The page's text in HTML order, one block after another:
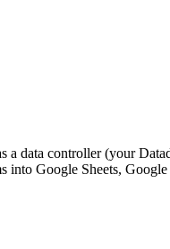
a data controller (your
into Google Sheets,